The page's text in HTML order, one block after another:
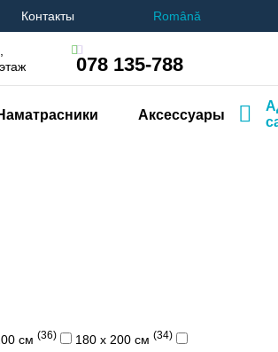
Контакты Română
078 135-788
Аксессуары
см (36) 180 х 200 см (34)